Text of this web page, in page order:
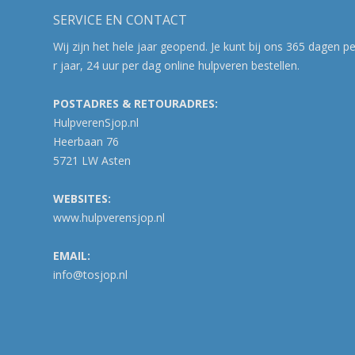
SERVICE EN CONTACT
Wij zijn het hele jaar geopend. Je kunt bij ons 365 dagen pe
r jaar, 24 uur per dag online hulpveren bestellen.
POSTADRES & RETOURADRES:
HulpverenSjop.nl
Heerbaan 76
5721 LW Asten
WEBSITES:
www.hulpverensjop.nl
EMAIL:
info@tosjop.nl